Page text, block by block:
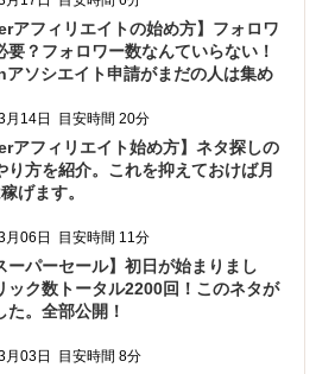
アフィリエイトの始め方】フォロワ
要？フォロワー数なんていらない！
ソシエイト申請がまだの人は集め
月14日 目安時間 20分
アフィリエイト始め方】ネタ探しの
り方を紹介。これを抑えておけば月
げます。
月06日 目安時間 11分
ーパーセール】初日が始まりまし
ック数トータル2200回！このネタが
た。全部公開！
月03日 目安時間 8分